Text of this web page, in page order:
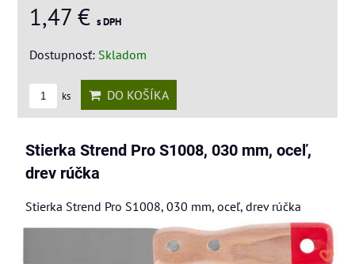
1,47 € s DPH
Dostupnosť: Skladom
ks DO KOŠÍKA
Stierka Strend Pro S1008, 030 mm, oceľ,
drev rúčka
Stierka Strend Pro S1008, 030 mm, oceľ, drev rúčka